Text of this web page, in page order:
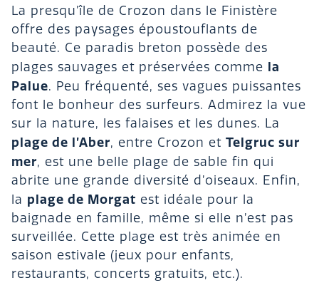
La presqu’île de Crozon dans le Finistère
offre des paysages époustouflants de
beauté. Ce paradis breton possède des
plages sauvages et préservées comme la
Palue. Peu fréquenté, ses vagues puissantes
font le bonheur des surfeurs. Admirez la vue
sur la nature, les falaises et les dunes. La
plage de l’Aber, entre Crozon et Telgruc sur
mer, est une belle plage de sable fin qui
abrite une grande diversité d’oiseaux. Enfin,
la plage de Morgat est idéale pour la
baignade en famille, même si elle n’est pas
surveillée. Cette plage est très animée en
saison estivale (jeux pour enfants,
restaurants, concerts gratuits, etc.).